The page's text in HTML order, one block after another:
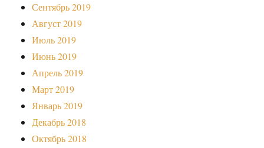
Сентябрь 2019
Август 2019
Июль 2019
Июнь 2019
Апрель 2019
Март 2019
Январь 2019
Декабрь 2018
Октябрь 2018